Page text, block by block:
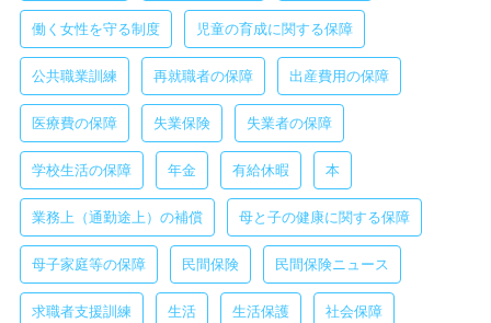
働く女性を守る制度 児童の育成に関する保障
公共職業訓練 再就職者の保障 出産費用の保障
医療費の保障 失業保険 失業者の保障
学校生活の保障 年金 有給休暇 本
業務上（通勤途上）の補償 母と子の健康に関する保障
母子家庭等の保障 民間保険 民間保険ニュース
求職者支援訓練 生活 生活保護 社会保障